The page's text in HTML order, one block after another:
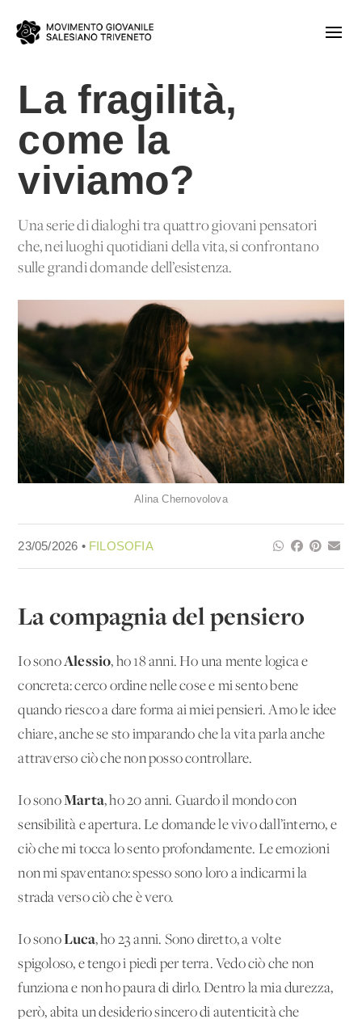
La fragilità,
come la
viviamo?
Una serie di dialoghi tra quattro giovani pensatori
che, nei luoghi quotidiani della vita, si confrontano
sulle grandi domande dell’esistenza.
Alina Chernovolova
23/05/2026 • FILOSOFIA
La compagnia del pensiero
Io sonoAlessio, ho 18 anni. Ho una mente logica e
concreta: cerco ordine nelle cose e mi sento bene
quando riesco a dare forma ai miei pensieri. Amo le idee
chiare, anche se sto imparando che la vita parla anche
attraverso ciò che non posso controllare.
Io sonoMarta, ho 20 anni. Guardo il mondo con
sensibilità e apertura. Le domande le vivo dall’interno, e
ciò che mi tocca lo sento profondamente. Le emozioni
non mi spaventano: spesso sono loro a indicarmi la
strada verso ciò che è vero.
Io sonoLuca, ho 23 anni. Sono diretto, a volte
spigoloso, e tengo i piedi per terra. Vedo ciò che non
funziona e non ho paura di dirlo. Dentro la mia durezza,
però, abita un desiderio sincero di autenticità che